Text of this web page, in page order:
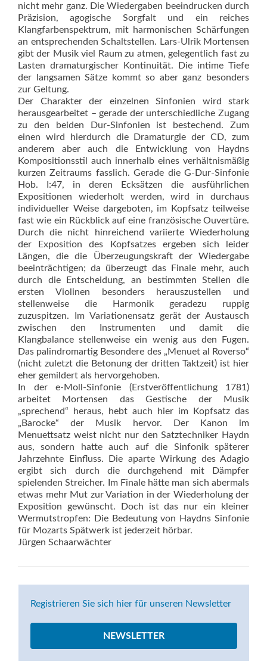
nicht mehr ganz. Die Wiedergaben beeindrucken durch
Präzision, agogische Sorgfalt und ein reiches
Klangfarbenspektrum, mit harmonischen Schärfungen
an entsprechenden Schaltstellen. Lars-Ulrik Mortensen
gibt der Musik viel Raum zu atmen, gelegentlich fast zu
Lasten dramaturgischer Kontinuität. Die intime Tiefe
der langsamen Sätze kommt so aber ganz besonders
zur Geltung.
Der Charakter der einzelnen Sinfonien wird stark
herausgearbeitet – gerade der unterschiedliche Zugang
zu den beiden Dur-Sinfonien ist bestechend. Zum
einen wird hierdurch die Dramaturgie der CD, zum
anderem aber auch die Entwicklung von Haydns
Kompositionsstil auch innerhalb eines verhältnismäßig
kurzen Zeitraums fasslich. Gerade die G-Dur-Sinfonie
Hob. I:47, in deren Ecksätzen die ausführlichen
Expositionen wiederholt werden, wird in durchaus
individueller Weise dargeboten, im Kopfsatz teilweise
fast wie ein Rückblick auf eine französische Ouvertüre.
Durch die nicht hinreichend variierte Wiederholung
der Exposition des Kopfsatzes ergeben sich leider
Längen, die die Überzeugungskraft der Wiedergabe
beeinträchtigen; da überzeugt das Finale mehr, auch
durch die Entscheidung, an bestimmten Stellen die
ersten Violinen besonders herauszustellen und
stellenweise die Harmonik geradezu ruppig
zuzuspitzen. Im Variationensatz gerät der Austausch
zwischen den Instrumenten und damit die
Klangbalance stellenweise ein wenig aus den Fugen.
Das palindromartig Besondere des „Menuet al Roverso“
(nicht zuletzt die Betonung der dritten Taktzeit) ist hier
eher gemildert als hervorgehoben.
In der e-Moll-Sinfonie (Erstveröffentlichung 1781)
arbeitet Mortensen das Gestische der Musik
„sprechend“ heraus, hebt auch hier im Kopfsatz das
„Barocke“ der Musik hervor. Der Kanon im
Menuettsatz weist nicht nur den Satztechniker Haydn
aus, sondern hatte auch auf die Sinfonik späterer
Jahrzehnte Einfluss. Die aparte Wirkung des Adagio
ergibt sich durch die durchgehend mit Dämpfer
spielenden Streicher. Im Finale hätte man sich abermals
etwas mehr Mut zur Variation in der Wiederholung der
Exposition gewünscht. Doch ist das nur ein kleiner
Wermutstropfen: Die Bedeutung von Haydns Sinfonie
für Mozarts Spätwerk ist jederzeit hörbar.
Jürgen Schaarwächter
Registrieren Sie sich hier für unseren Newsletter
NEWSLETTER